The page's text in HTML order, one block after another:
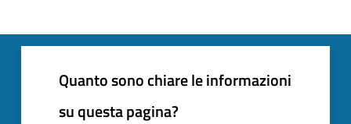
Quanto sono chiare le informazioni
su questa pagina?